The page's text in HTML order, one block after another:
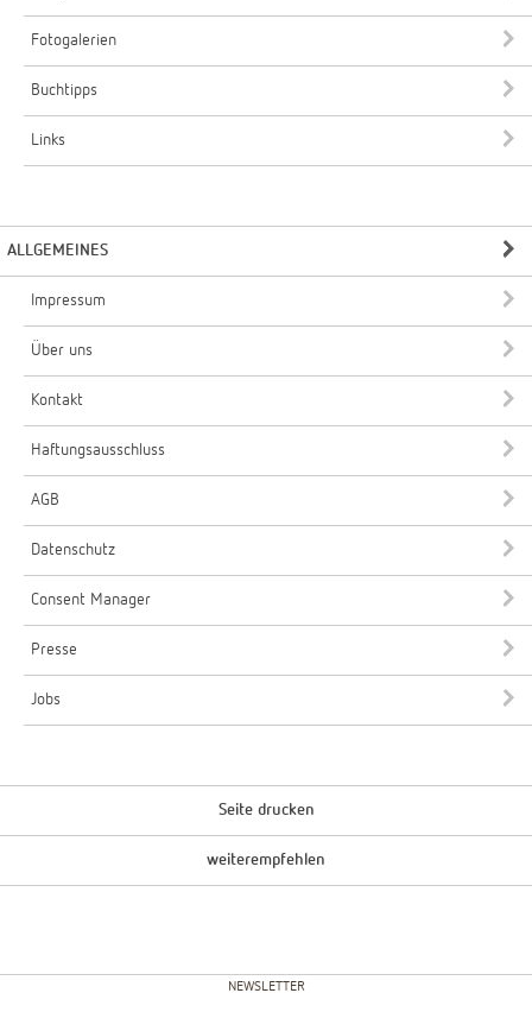
Fotogalerien
Buchtipps
Links
ALLGEMEINES
Impressum
Über uns
Kontakt
Haftungsausschluss
AGB
Datenschutz
Consent Manager
Presse
Jobs
Seite drucken
weiterempfehlen
NEWSLETTER